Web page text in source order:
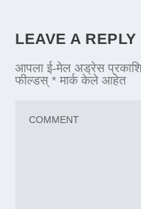
LEAVE A REPLY
आपला ई-मेल अड्रेस
फील्डस्* मार्क केले आहेत